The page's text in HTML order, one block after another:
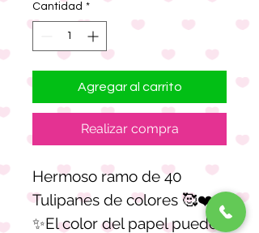
Cantidad *
Agregar al carrito
Realizar compra
Hermoso ramo de 40
Tulipanes de colores 🥰❤️✨
✨El color del papel puede